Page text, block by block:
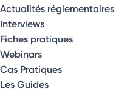
Actualités réglementaires
Interviews
Fiches pratiques
Webinars
Cas Pratiques
Les Guides